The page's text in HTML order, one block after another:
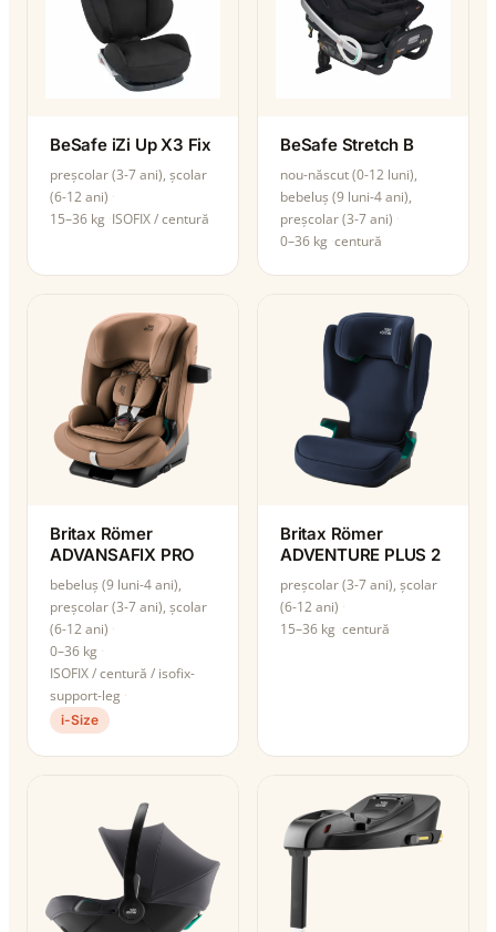
BeSafe iZi Up X3 Fix
preșcolar (3-7 ani), școlar
(6-12 ani)
15–36 kg ISOFIX / centură
BeSafe Stretch B
nou-născut (0-12 luni),
bebeluș (9 luni-4 ani),
preșcolar (3-7 ani)
0–36 kg centură
Britax Römer
ADVANSAFIX PRO
bebeluș (9 luni-4 ani),
preșcolar (3-7 ani), școlar
(6-12 ani)
0–36 kg
ISOFIX / centură / isofix-
support-leg
i-Size
Britax Römer
ADVENTURE PLUS 2
preșcolar (3-7 ani), școlar
(6-12 ani)
15–36 kg centură